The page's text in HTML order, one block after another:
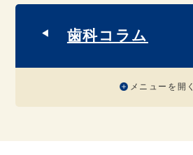
歯科コラム
メニューを開く